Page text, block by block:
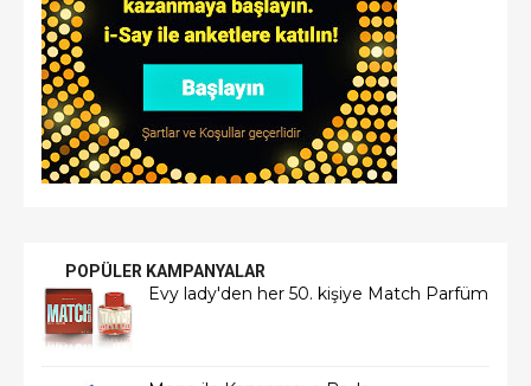
POPÜLER KAMPANYALAR
Evy lady'den her 50. kişiye Match Parfüm